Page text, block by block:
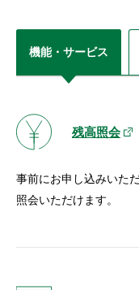
使い方
困った時は
機能・サービス
残高照会
事前にお申し込みいた
照会いただけます。